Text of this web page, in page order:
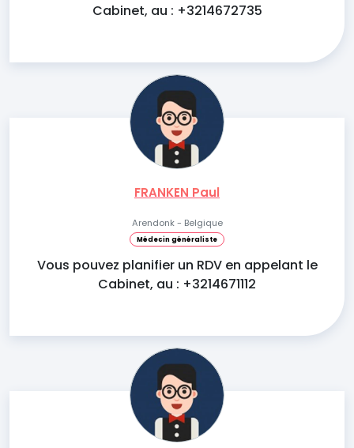
Cabinet, au : +3214672735
FRANKEN Paul
Arendonk - Belgique
Médecin généraliste
Vous pouvez planifier un RDV en appelant le
Cabinet, au : +3214671112